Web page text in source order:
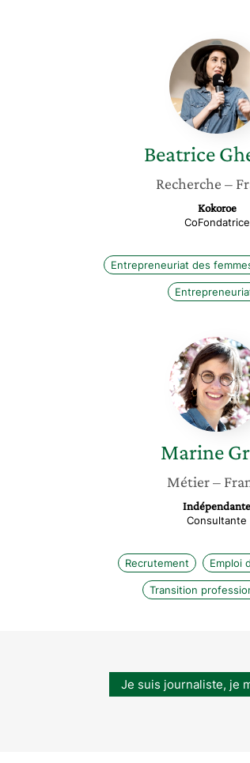
Beatrice
Recherche –
Kokoroe
CoFondatrice
Entrepreneuriat des
Marine
Griot
Marine
Métier–
Indépendante
Consultante
Recrutement Emploi
Transition
Je suis journaliste, je